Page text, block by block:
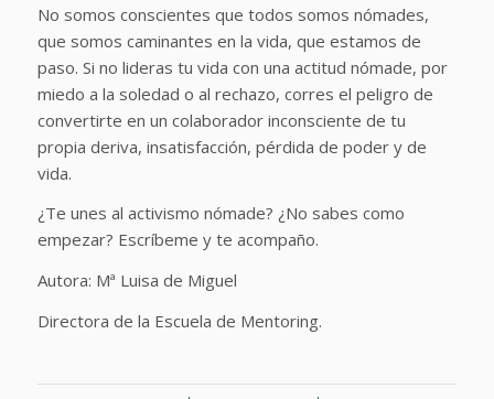
No somos conscientes que todos somos nómades,
que somos caminantes en la vida, que estamos de
paso. Si no lideras tu vida con una actitud nómade, por
miedo a la soledad o al rechazo, corres el peligro de
convertirte en un colaborador inconsciente de tu
propia deriva, insatisfacción, pérdida de poder y de
vida.
¿Te unes al activismo nómade? ¿No sabes como
empezar? Escríbeme y te acompaño.
Autora: Mª Luisa de Miguel
Directora de la Escuela de Mentoring.